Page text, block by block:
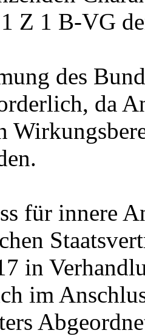
Z 1 B-VG
des
da
für innere
in
im